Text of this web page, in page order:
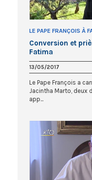
LE PAPE FRANÇOIS À
Conversion et
Fatima
13/05/2017
Le Pape François a
Jacintha Marto, deux
app...